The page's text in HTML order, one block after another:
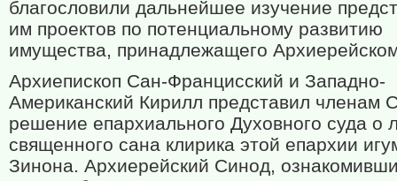
благословили дальнейшее изучение
им проектов по потенциальному развитию
имущества, принадлежащего
Архиепископ Сан-Францисский и Западно-
Американский Кирилл представил членам
решение епархиального Духовного суда о
священного сана клирика этой епархии
Зинона. Архиерейский Синод,